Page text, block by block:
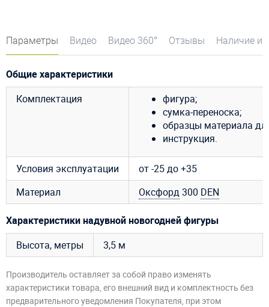
Параметры Видео Видео 360° Отзывы Наличие и
Общие характеристики
Комплектация
фигура;
сумка-переноска;
образцы материала
инструкция.
Условия эксплуатации
от -25 до +35
Материал
Оксфорд300 DEN
Характеристики надувной новогодней фигуры
Высота, метры
3,5 м
Производитель оставляет за собой право изменять
характеристики товара, его внешний вид и комплектность без
предварительного уведомления Покупателя, при этом